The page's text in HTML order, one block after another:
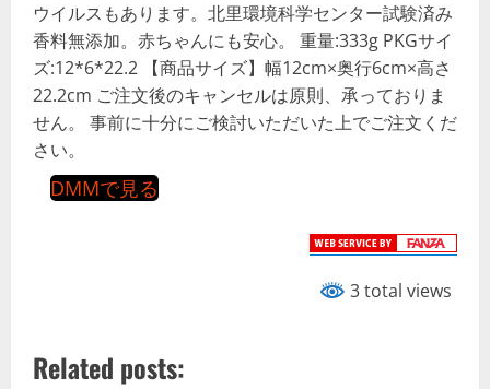
ウイルスもあります。北里環境科学センター試験済み
香料無添加。赤ちゃんにも安心。 重量:333g PKGサイ
ズ:12*6*22.2 【商品サイズ】幅12cm×奥行6cm×高さ
22.2cm ご注文後のキャンセルは原則、承っておりま
せん。 事前に十分にご検討いただいた上でご注文くだ
さい。
DMMで見る
3 total views
Related posts: